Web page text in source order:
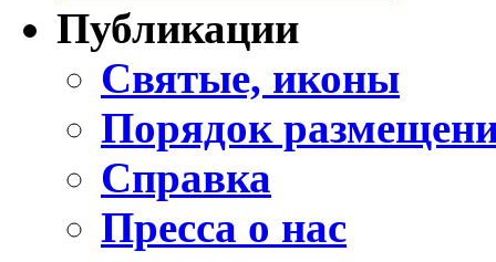
Публикации
Святые, иконы
Порядок
Справка
Пресса о нас